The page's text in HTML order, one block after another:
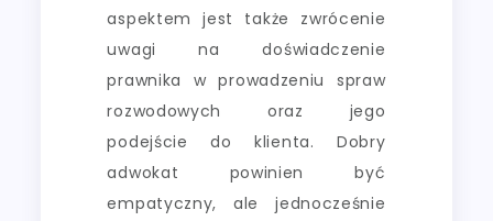
aspektem jest także zwrócenie
uwagi na doświadczenie
prawnika w prowadzeniu spraw
rozwodowych oraz jego
podejście do klienta. Dobry
adwokat powinien być
empatyczny, ale jednocześnie